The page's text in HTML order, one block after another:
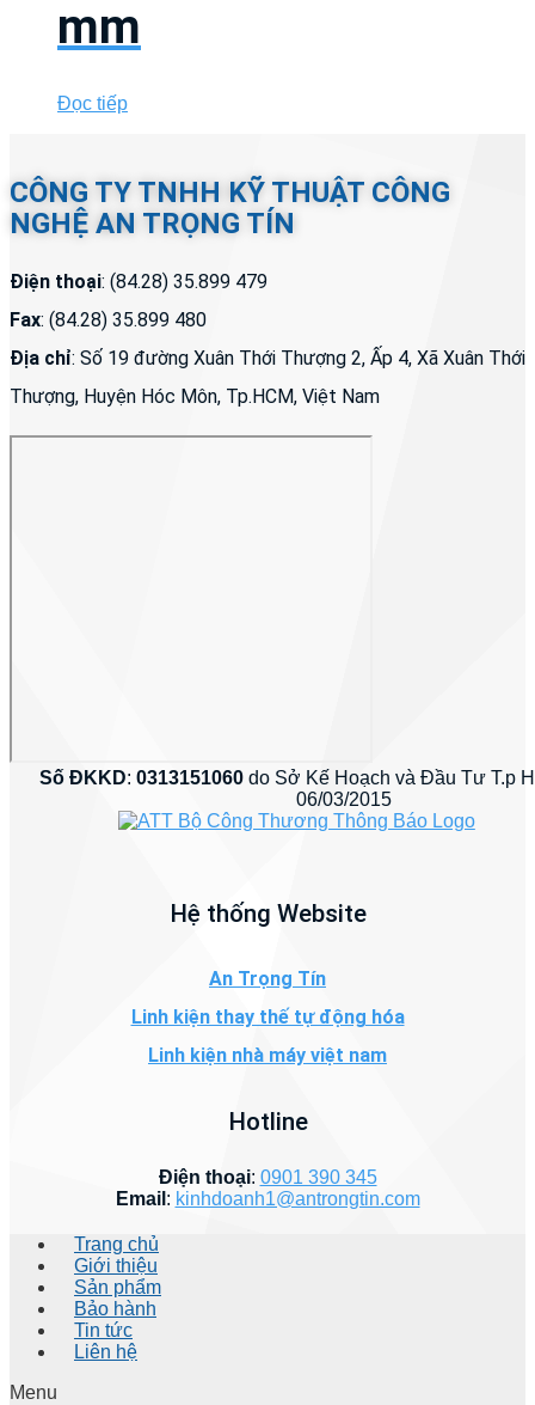
mm
Đọc tiếp
CÔNG TY TNHH KỸ THUẬT CÔNG
NGHỆ AN TRỌNG TÍN
Điện thoại: (84.28) 35.899 479
Fax: (84.28) 35.899 480
Địa chỉ: Số 19 đường Xuân Thới Thượng 2, Ấp 4, Xã Xuân Thới
Thượng, Huyện Hóc Môn, Tp.HCM, Việt Nam
Số ĐKKD:0313151060 do Sở Kế Hoạch và Đầu Tư T.p
06/03/2015
Hệ thống Website
An Trọng Tín
Linh kiện thay thế tự động hóa
Linh kiện nhà máy việt nam
Hotline
Điện thoại: 0901 390 345
Email : kinhdoanh1@antrongtin.com
Trang chủ
Giới thiệu
Sản phẩm
Bảo hành
Tin tức
Liên hệ
Menu